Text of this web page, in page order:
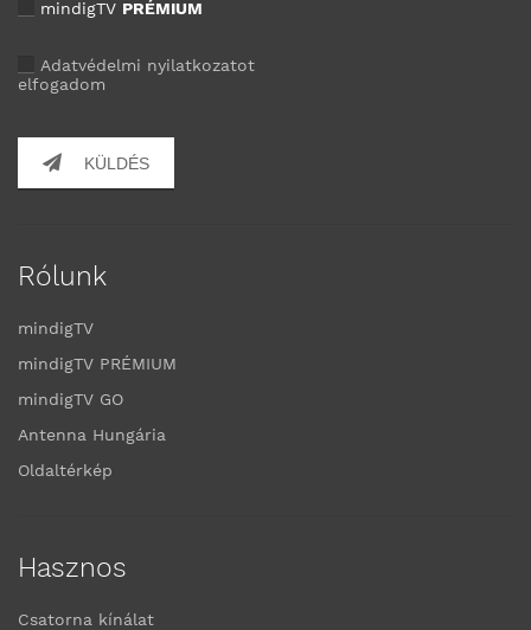
mindigTV PRÉMIUM
Adatvédelmi nyilatkozatot
elfogadom
KÜLDÉS
Rólunk
mindigTV
mindigTV PRÉMIUM
mindigTV GO
Antenna Hungária
Oldaltérkép
Hasznos
Csatorna kínálat